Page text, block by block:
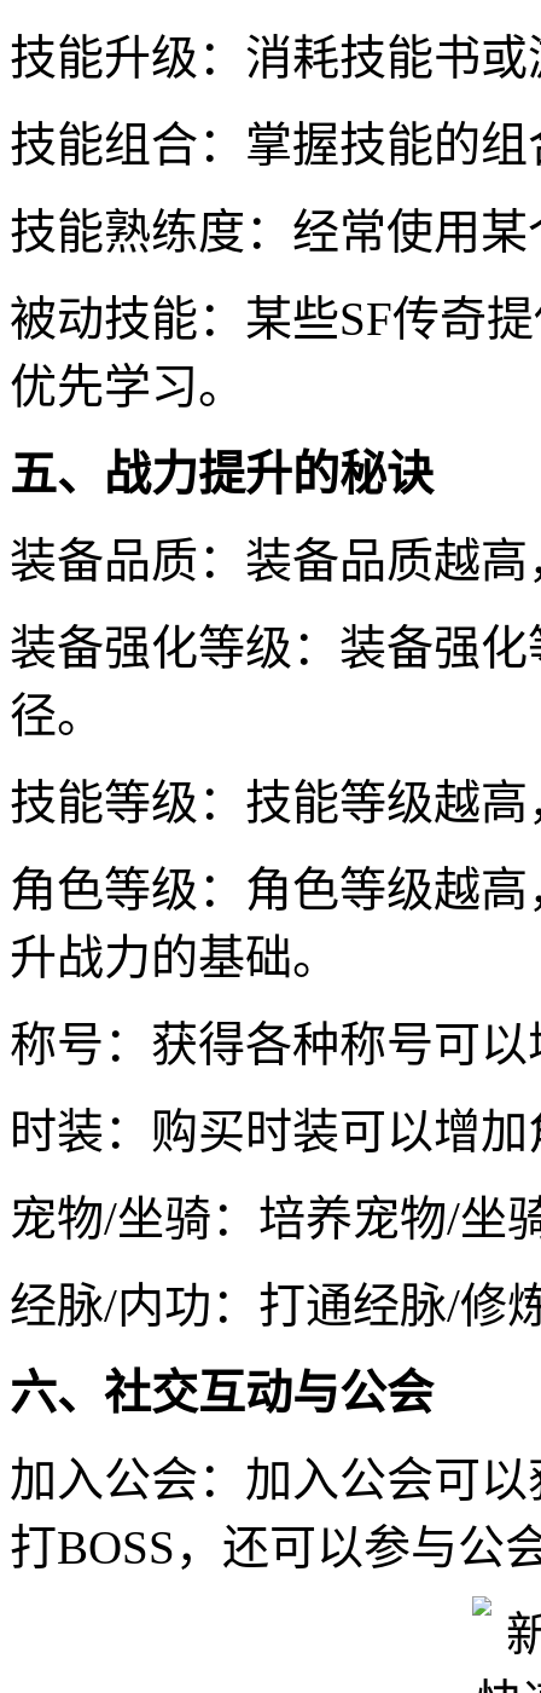
技能升级：消耗技能书
技能组合：掌握技能的
技能熟练度：经常使用
被动技能：某些SF传奇
优先学习。
五、战力提升的秘诀
装备品质：装备品质越
装备强化等级：装备强
径。
技能等级：技能等级越
角色等级：角色等级越
升战力的基础。
称号：获得各种称号可
时装：购买时装可以增
宠物/坐骑：培养宠物/坐
经脉/内功：打通经脉/修
六、社交互动与公会
加入公会：加入公会可
打BOSS，还可以参与公